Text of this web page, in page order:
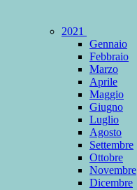
2021
Gennaio
Febbraio
Marzo
Aprile
Maggio
Giugno
Luglio
Agosto
Settembre
Ottobre
Novembre
Dicembre